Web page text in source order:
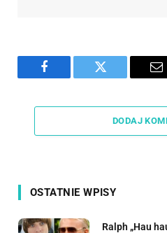
Facebook Twitter
DODAJ
OSTATNIE WPISY
Ralph „Hau